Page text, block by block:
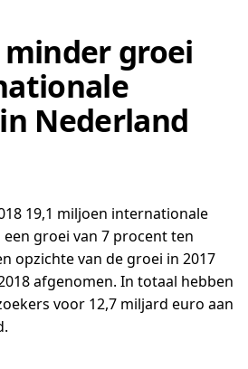
groei
Nederland
19,1 miljoen internationale
groei van 7 procent ten
opzichte van de groei in 2017
afgenomen. In totaal hebben
voor 12,7 miljard euro aan